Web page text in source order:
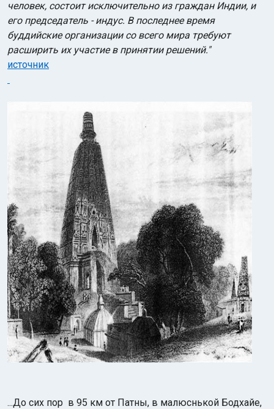
человек, состоит исключительно из граждан Индии, и
его председатель - индус. В последнее время
буддийские организации со всего мира требуют
расширить их участие в принятии решений."
источник
...До сих пор в 95 км от Патны, в малюснькой Бодхайе,